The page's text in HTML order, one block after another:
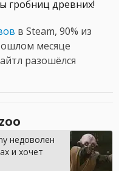
гробниц древних!
в Steam, 90% из
месяце
разошёлся
недоволен
и хочет